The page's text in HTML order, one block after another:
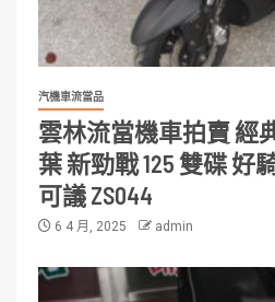
汽機車流當品
雲林流當機車拍賣 經
葉 新勁戰 125 雙碟 好
可議 ZS044
6 4 月, 2025 admin